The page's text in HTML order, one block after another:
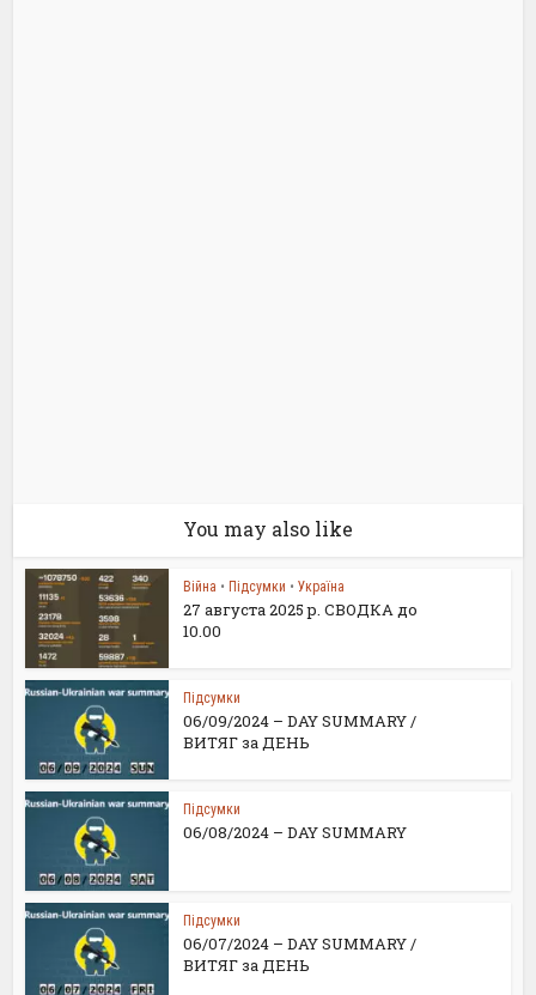
You may also like
Війна • Підсумки • Україна
27 августа 2025 р. СВОДКА до
10.00
Підсумки
06/09/2024 – DAY SUMMARY /
ВИТЯГ за ДЕНЬ
Підсумки
06/08/2024 – DAY SUMMARY
Підсумки
06/07/2024 – DAY SUMMARY /
ВИТЯГ за ДЕНЬ